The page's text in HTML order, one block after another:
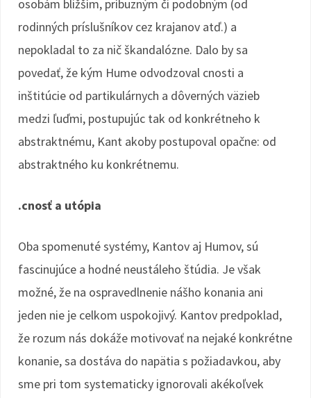
osobám bližším, príbuzným či podobným (od
rodinných príslušníkov cez krajanov atď.) a
nepokladal to za nič škandalózne. Dalo by sa
povedať, že kým Hume odvodzoval cnosti a
inštitúcie od partikulárnych a dôverných väzieb
medzi ľuďmi, postupujúc tak od konkrétneho k
abstraktnému, Kant akoby postupoval opačne: od
abstraktného ku konkrétnemu.
.cnosť a utópia
Oba spomenuté systémy, Kantov aj Humov, sú
fascinujúce a hodné neustáleho štúdia. Je však
možné, že na ospravedlnenie nášho konania ani
jeden nie je celkom uspokojivý. Kantov predpoklad,
že rozum nás dokáže motivovať na nejaké konkrétne
konanie, sa dostáva do napätia s požiadavkou, aby
sme pri tom systematicky ignorovali akékoľvek